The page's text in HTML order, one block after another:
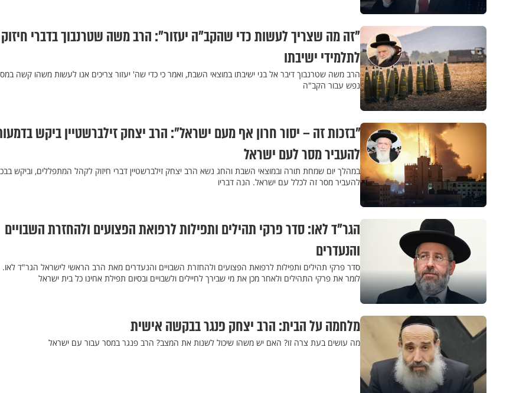
"זה מה שצריך לעשות כדי שהקב"ה יעזור": הרב משה שטרנבוך בדברי חיזוק
לתלמידי ישיבתו
הרב משה שטרנבוך דיבר אל בני ישיבתו במוצאי השבת, ואמר כי כדי שה' יעזור צריכים אנו לעשות משהו קשה
נפש עבור הקב"ה
"בזכות זה – יסור חרון אף מעם ישראל": הרב יצחק זילברשטיין ביקש
להעביר מסר לעם ישראל
במהלך יום שמחת תורה ובמוצאי השבת והחג נשא הרב יצחק זילברשטיין דברי חיזוק לקהל המתפללים, וביקש
להעביר מסר זה לכלל עם ישראל. הנה דבריו
הגר"ד לאו: סדר פרקי תהילים ותפילות לרפואת הפצועים ולהחזרת השבויים
והנעדרים
סדר פרקי תהילים ותפילות לרפואת הפצועים ולהחזרת השבויים והנעדרים מאת הרב הראשי לישראל הגר"ד לאו.
לומר את פרקי התהילים ולאחר מכן את מי שבירך לחיילים ולשבויים ובסיום תפילת אחינו כל בית ישראל
מלחמה על הבית: הרב יצחק פנגר בבקשה אישית
מה עושים בעת צרה זו? האם יש משהו שיכול לשנות את המצב? הרב פנגר במסר עבור עם ישראל